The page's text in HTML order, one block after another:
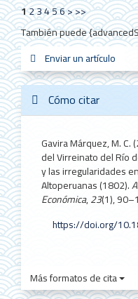
123456>>>
También puede
Enviar un artículo
Cómo citar
Gavira Márquez, M.
del Virreinato del Río
y las irregularidades
Altoperuanas (1802).
Económica,23(1),
https://doi.org/
Más formatos de cita